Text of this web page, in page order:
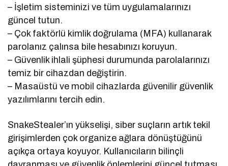
– İşletim sisteminizi ve tüm uygulamalarınızı
güncel tutun.
– Çok faktörlü kimlik doğrulama (MFA) kullanarak
parolanız çalınsa bile hesabınızı koruyun.
– Güvenlik ihlali şüphesi durumunda parolalarınızı
temiz bir cihazdan değiştirin.
– Masaüstü ve mobil cihazlarda güvenilir güvenlik
yazılımlarını tercih edin.
SnakeStealer’ın yükselişi, siber suçların artık tekil
girişimlerden çok organize ağlara dönüştüğünü
açıkça ortaya koyuyor. Kullanıcıların bilinçli